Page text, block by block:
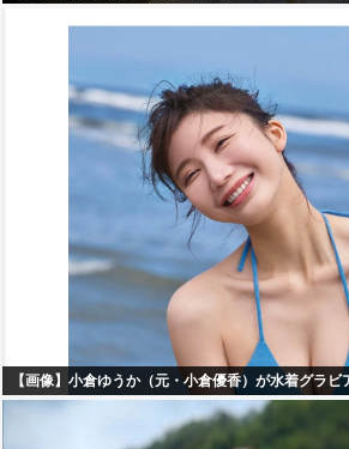
【画像】小倉ゆうか（元・小倉優香）が水着グラビ